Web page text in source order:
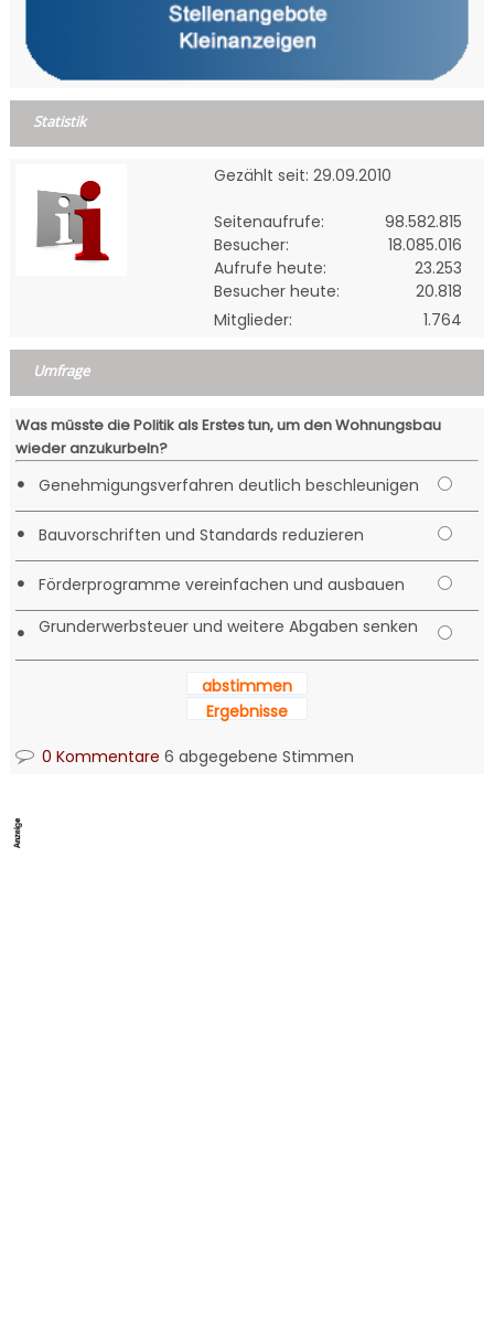
Statistik
Gezählt seit: 29.09.2010
Seitenaufrufe:
98.582.815
Besucher:
18.085.016
Aufrufe heute:
23.253
Besucher heute:
20.818
Mitglieder:
1.764
Umfrage
Was müsste die Politik als Erstes tun, um den Wohnungsbau
wieder anzukurbeln?
• Genehmigungsverfahren deutlich beschleunigen
• Bauvorschriften und Standards reduzieren
• Förderprogramme vereinfachen und ausbauen
• Grunderwerbsteuer und weitere Abgaben senken
abstimmen
Ergebnisse
0 Kommentare 6 abgegebene Stimmen